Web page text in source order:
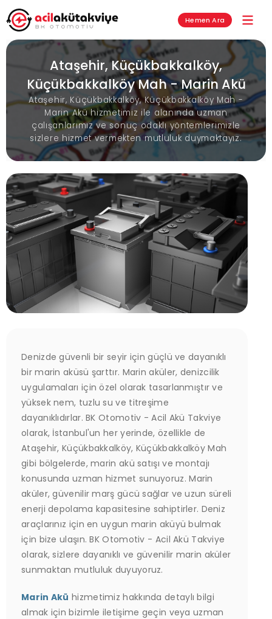
Hemen Ara
Ataşehir, Küçükbakkalköy,
Küçükbakkalköy Mah - Marin Akü
Ataşehir, Küçükbakkalköy, Küçükbakkalköy Mah -
Marin Akü hizmetimiz ile alanında uzman
çalışanlarımız ve sonuç odaklı yöntemlerimizle
sizlere hizmet vermekten mutluluk duymaktayız.
Denizde güvenli bir seyir için güçlü ve dayanıklı
bir marin aküsü şarttır. Marin aküler, denizcilik
uygulamaları için özel olarak tasarlanmıştır ve
yüksek nem, tuzlu su ve titreşime
dayanıklıdırlar. BK Otomotiv - Acil Akü Takviye
olarak, İstanbul'un her yerinde, özellikle de
Ataşehir, Küçükbakkalköy, Küçükbakkalköy Mah
gibi bölgelerde, marin akü satışı ve montajı
konusunda uzman hizmet sunuyoruz. Marin
aküler, güvenilir marş gücü sağlar ve uzun süreli
enerji depolama kapasitesine sahiptirler. Deniz
araçlarınız için en uygun marin aküyü bulmak
için bize ulaşın. BK Otomotiv - Acil Akü Takviye
olarak, sizlere dayanıklı ve güvenilir marin aküler
sunmaktan mutluluk duyuyoruz.
Marin Akü hizmetimiz hakkında detaylı bilgi
almak için bizimle iletişime geçin veya uzman